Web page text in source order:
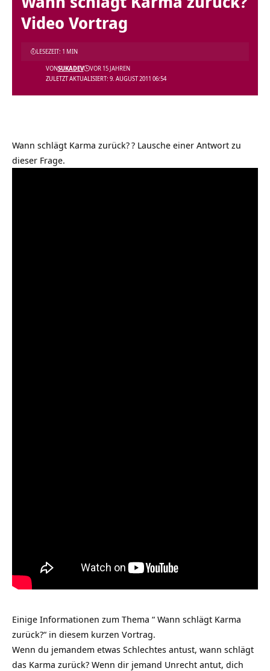
Video Vortrag
ZULETZT AKTUALISIERT: 9. AUGUST 2011 06:54
VONSUKADEV VOR 15 JAHREN
LESEZEIT: 1 MIN
Wann schlägt Karma zurück?? Lausche einer Antwort zu
dieser Frage.
Einige Informationen zum Thema “ Wann schlägt Karma
zurück?“ in diesem kurzen Vortrag.
Wenn du jemandem etwas Schlechtes antust, wann schlägt
das Karma zurück? Wenn dir jemand Unrecht antut, dich